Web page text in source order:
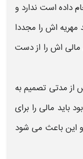
داده است ندارد و
مهریه اش را مجددا
اش را از دست
از مدتی تصمیم به
باید مالی را برای
این باعث می شود